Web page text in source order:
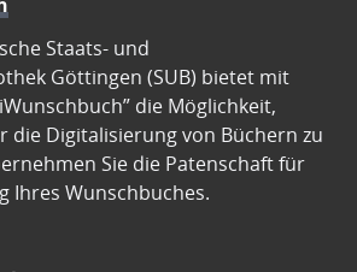
Staats- und
Göttingen (SUB) bietet mit
die Möglichkeit,
die Digitalisierung von Büchern zu
Sie die Patenschaft für
Ihres Wunschbuches.